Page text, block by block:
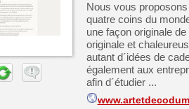
Nous vous
quatre coins du
une façon originale
originale et
autant d´idées de
également aux
afin d´étudier ...